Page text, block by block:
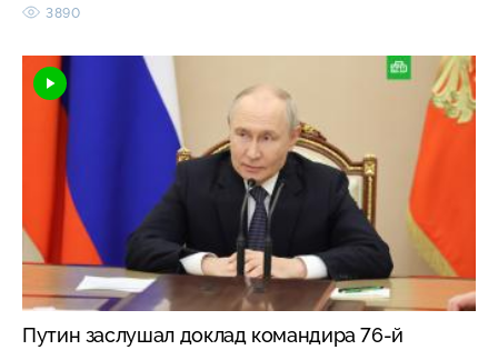
3890
Путин заслушал доклад командира 76-й